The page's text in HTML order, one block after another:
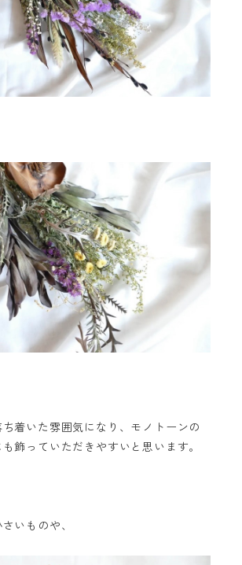
着いた雰囲気になり、モノトーンの
飾っていただきやすいと思います。
いものや、